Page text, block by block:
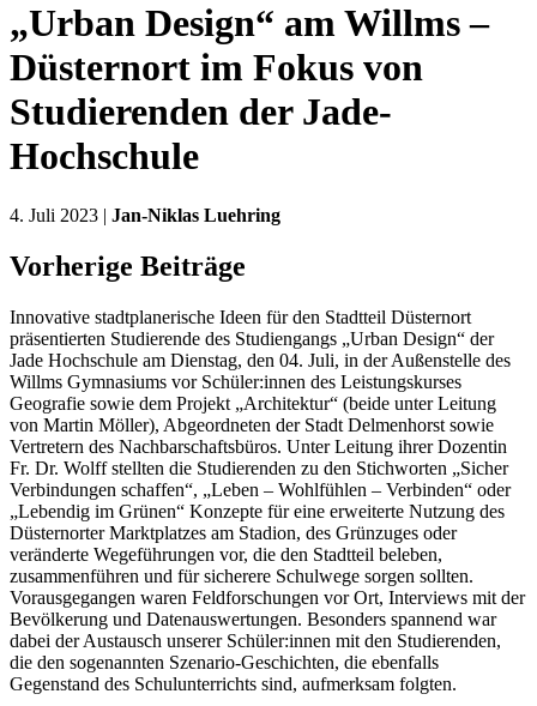
„Urban Design“ am Willms –
Düsternort im Fokus von
Studierenden der Jade-
Hochschule
4. Juli 2023 | Jan-Niklas Luehring
Vorherige Beiträge
Innovative stadtplanerische Ideen für den Stadtteil Düsternort
präsentierten Studierende des Studiengangs „Urban Design“ der
Jade Hochschule am Dienstag, den 04. Juli, in der Außenstelle des
Willms Gymnasiums vor Schüler:innen des Leistungskurses
Geografie sowie dem Projekt „Architektur“ (beide unter Leitung
von Martin Möller), Abgeordneten der Stadt Delmenhorst sowie
Vertretern des Nachbarschaftsbüros. Unter Leitung ihrer Dozentin
Fr. Dr. Wolff stellten die Studierenden zu den Stichworten „Sicher
Verbindungen schaffen“, „Leben – Wohlfühlen – Verbinden“ oder
„Lebendig im Grünen“ Konzepte für eine erweiterte Nutzung des
Düsternorter Marktplatzes am Stadion, des Grünzuges oder
veränderte Wegeführungen vor, die den Stadtteil beleben,
zusammenführen und für sicherere Schulwege sorgen sollten.
Vorausgegangen waren Feldforschungen vor Ort, Interviews mit der
Bevölkerung und Datenauswertungen. Besonders spannend war
dabei der Austausch unserer Schüler:innen mit den Studierenden,
die den sogenannten Szenario-Geschichten, die ebenfalls
Gegenstand des Schulunterrichts sind, aufmerksam folgten.